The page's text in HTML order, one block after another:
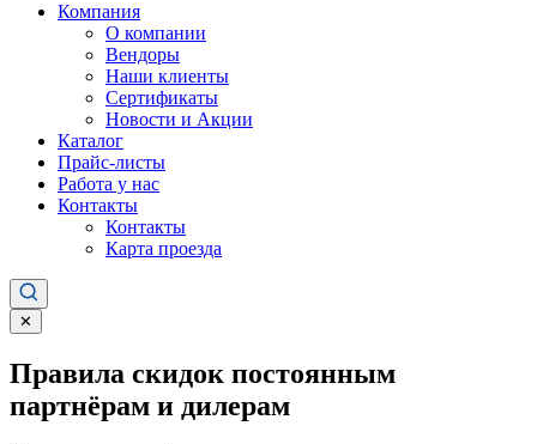
Компания
О компании
Вендоры
Наши клиенты
Сертификаты
Новости и Акции
Каталог
Прайс-листы
Работа у нас
Контакты
Контакты
Карта проезда
✕
Правила скидок постоянным
партнёрам и дилерам